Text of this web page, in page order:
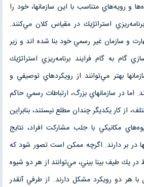
و رويه‌هاي متناسب با اين سازمانها، خود را
استراتژيك در مقياس كلان مي‌كنند.
و سازمان غير رسمي خود بنا شده اند و زير
گام به گام فرايند برنامه‌ريزي استراتژيك
بهتر مي‌توانند از رويكردهاي توصيفي و
اما در سازمانهاي بزرگ، ارتباطات رسمي حاكم
از كار يكديگر چندان مطلع نيستند، بنابراين
مكانيكي با جلب مشاركت افراد، نتايج
در بر دارند. اگرچه ممكن است تصور ‌شود كه
در يك طيف بينا بيني، مي‌توانند از هر دو شيوه
با هر دو رويكرد مشكل دارند. از طرفي آنقدر